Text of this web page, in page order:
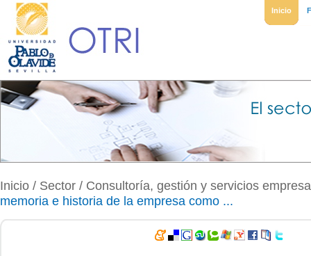
Inicio
Inicio / Sector / Consultoría, gestión y servicios
memoria e historia de la empresa como ...